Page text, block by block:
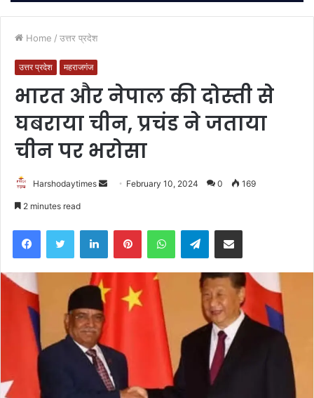
Home / उत्तर प्रदेश
उत्तर प्रदेश महराजगंज
भारत और नेपाल की दोस्‍ती से
घबराया चीन, प्रचंड ने जताया
चीन पर भरोसा
Harshodaytimes
Send February 10, 2024 0 169
2 minutes read
FacebookTwitter LinkedInPinterestWhatsAppTelegramShare via Email